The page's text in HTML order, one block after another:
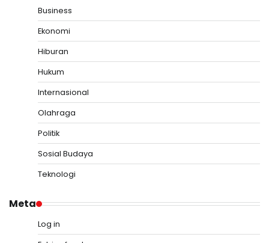
Business
Ekonomi
Hiburan
Hukum
Internasional
Olahraga
Politik
Sosial Budaya
Teknologi
Meta
Log in